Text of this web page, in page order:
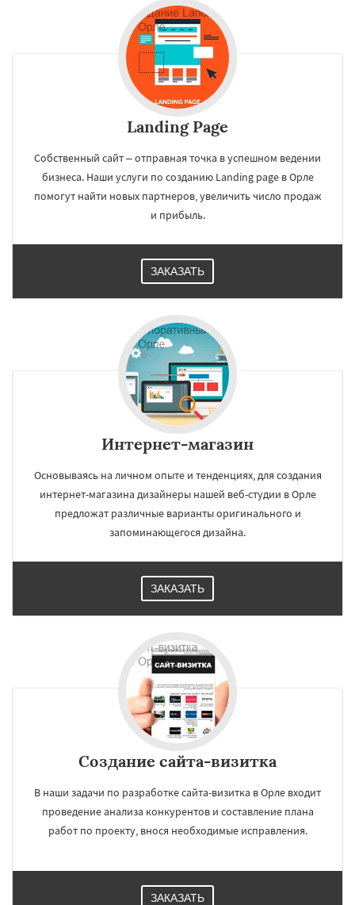
Landing Page
Собственный сайт – отправная точка в успешном ведении
бизнеса. Наши услуги по созданию Landing page в Орле
помогут найти новых партнеров, увеличить число продаж
и прибыль.
ЗАКАЗАТЬ
Интернет-магазин
Основываясь на личном опыте и тенденциях, для создания
интернет-магазина дизайнеры нашей веб-студии в Орле
предложат различные варианты оригинального и
запоминающегося дизайна.
ЗАКАЗАТЬ
Создание сайта-визитка
В наши задачи по разработке сайта-визитка в Орле входит
проведение анализа конкурентов и составление плана
работ по проекту, внося необходимые исправления.
ЗАКАЗАТЬ